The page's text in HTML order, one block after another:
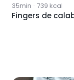
35min · 739 kcal
Fingers de